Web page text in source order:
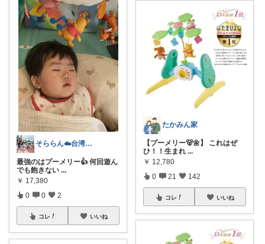
そららん☁️台湾ママ0歳児育児奮闘中🍼
最強のはプーメリー👍 何回遊ん
でも飽きない ...
￥ 17,380
0 0 2
コレ いいね
たかみん家
【プーメリー🐻🌼】 これはぜ
ひ！！生まれ ...
￥ 12,780
0 21 142
コレ いいね